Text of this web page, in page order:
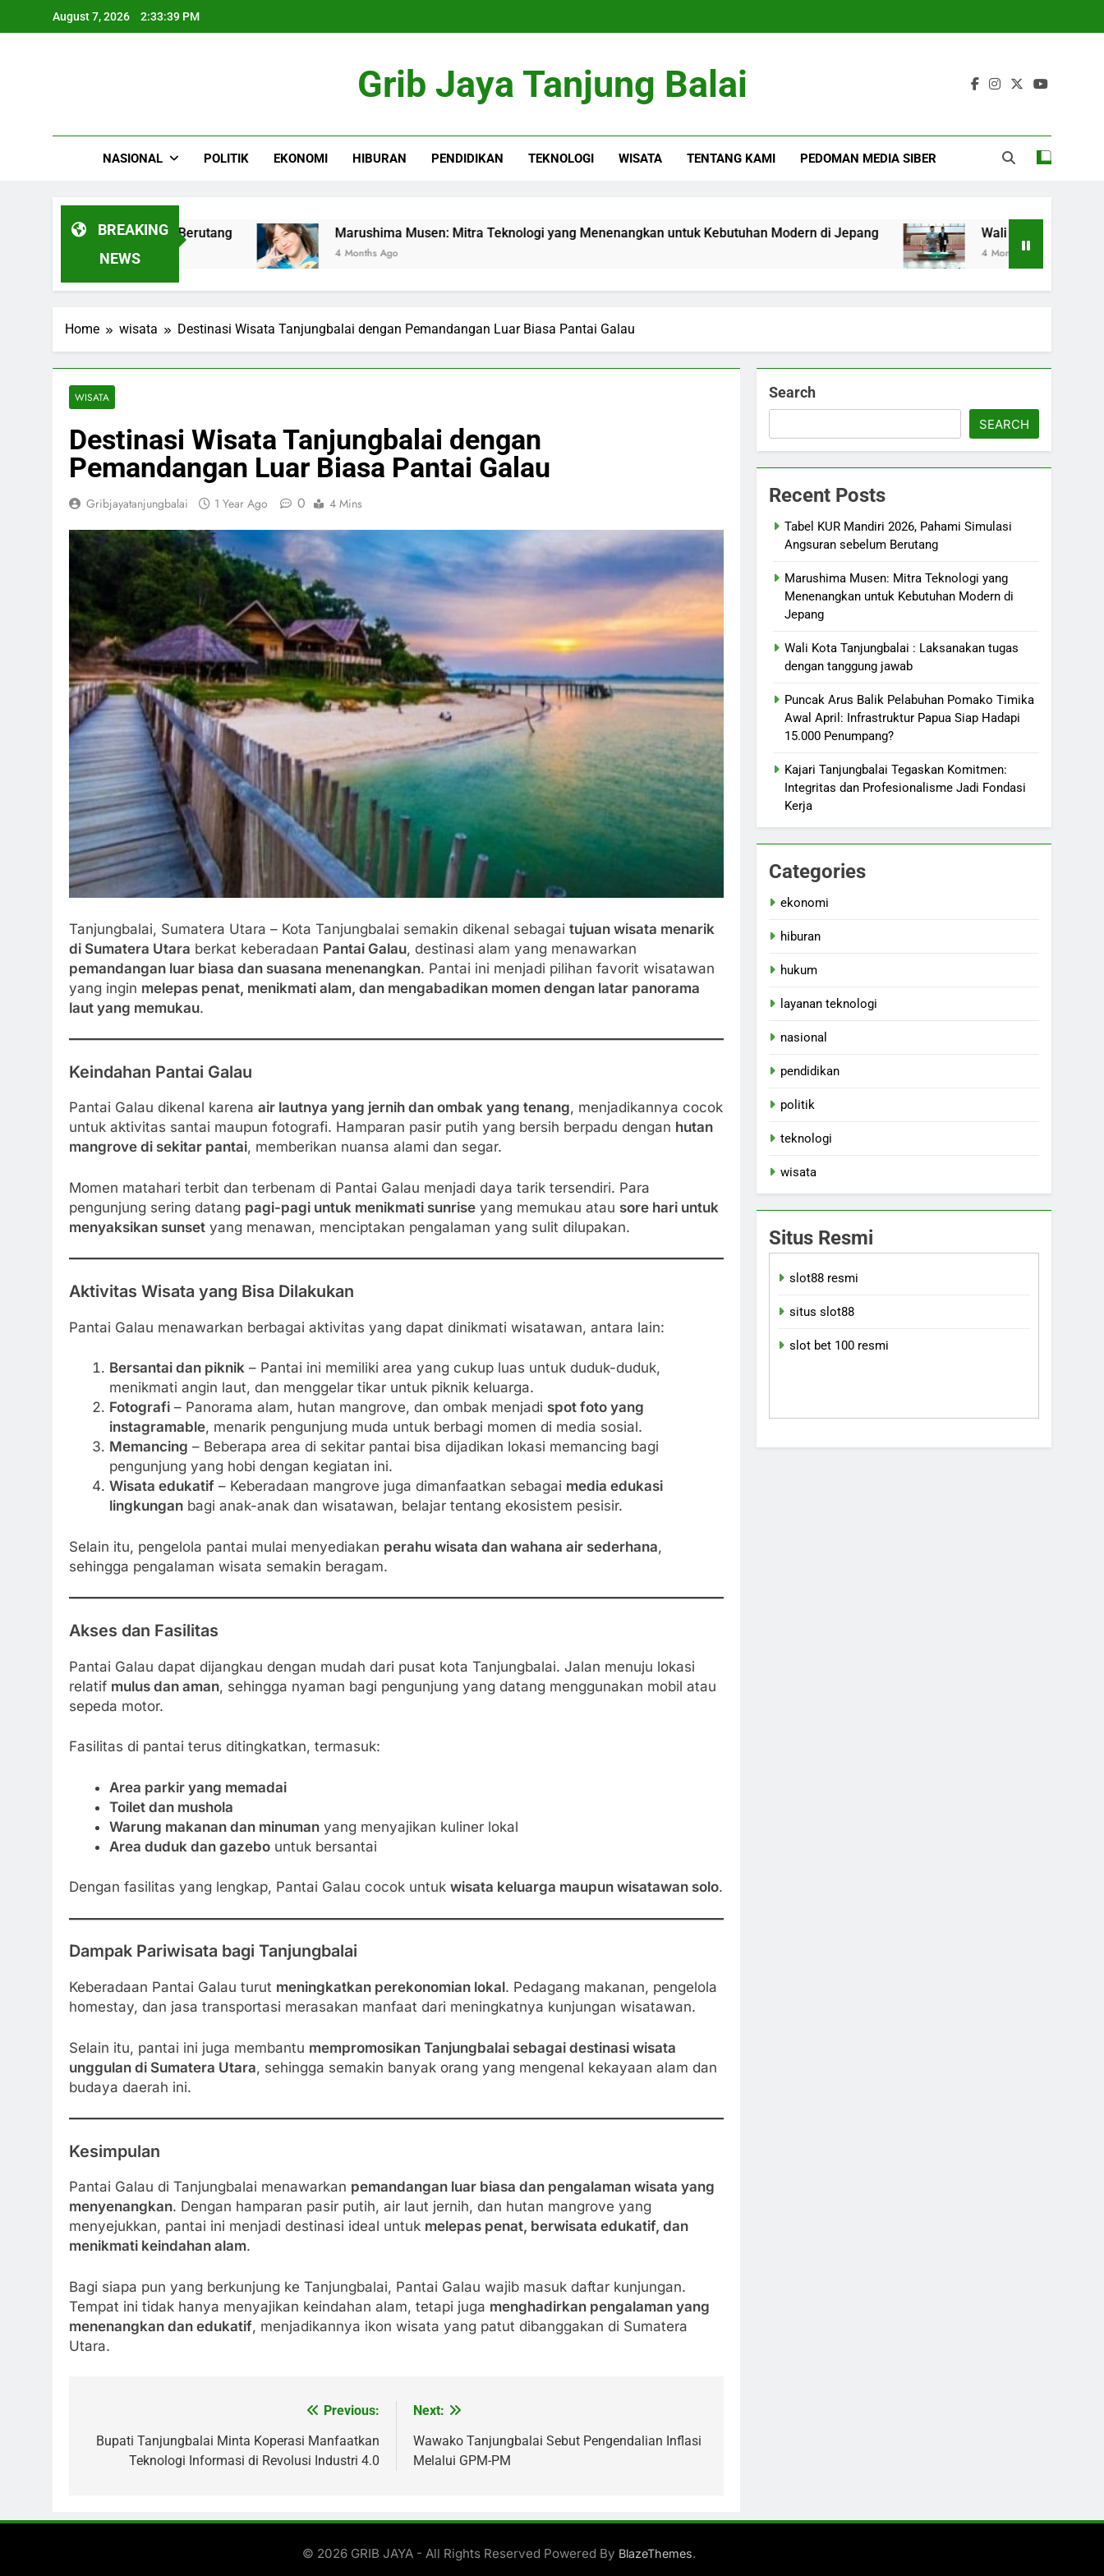
August 7, 2026 2:33:40 PM
Grib Jaya Tanjung Balai
NASIONAL POLITIK EKONOMI HIBURAN PENDIDIKAN TEKNOLOGI WISATA TENTANG KAMI PEDOMAN MEDIA SIBER
BREAKING
NEWS
sebelum Berutang Marushima Musen: Mitra Teknologi yang Menenangkan untuk Kebutuhan Modern di Jepang
4 Months Ago
Wali Kota Tanjungbalai :
4 Months Ago
Home wisata Destinasi Wisata Tanjungbalai dengan Pemandangan Luar Biasa Pantai Galau
WISATA
Destinasi Wisata Tanjungbalai dengan
Pemandangan Luar Biasa Pantai Galau
Gribjayatanjungbalai 1 Year Ago 0 4 Mins
Tanjungbalai, Sumatera Utara – Kota Tanjungbalai semakin dikenal sebagai tujuan wisata menarik
di Sumatera Utara berkat keberadaan Pantai Galau, destinasi alam yang menawarkan
pemandangan luar biasa dan suasana menenangkan. Pantai ini menjadi pilihan favorit wisatawan
yang ingin melepas penat, menikmati alam, dan mengabadikan momen dengan latar panorama
laut yang memukau.
Keindahan Pantai Galau
Pantai Galau dikenal karena air lautnya yang jernih dan ombak yang tenang, menjadikannya cocok
untuk aktivitas santai maupun fotografi. Hamparan pasir putih yang bersih berpadu dengan hutan
mangrove di sekitar pantai, memberikan nuansa alami dan segar.
Momen matahari terbit dan terbenam di Pantai Galau menjadi daya tarik tersendiri. Para
pengunjung sering datang pagi-pagi untuk menikmati sunrise yang memukau atau sore hari untuk
menyaksikan sunset yang menawan, menciptakan pengalaman yang sulit dilupakan.
Aktivitas Wisata yang Bisa Dilakukan
Pantai Galau menawarkan berbagai aktivitas yang dapat dinikmati wisatawan, antara lain:
Bersantai dan piknik– Pantai ini memiliki area yang cukup luas untuk duduk-duduk,
menikmati angin laut, dan menggelar tikar untuk piknik keluarga.
Fotografi– Panorama alam, hutan mangrove, dan ombak menjadi spot foto yang
instagramable, menarik pengunjung muda untuk berbagi momen di media sosial.
Memancing – Beberapa area di sekitar pantai bisa dijadikan lokasi memancing bagi
pengunjung yang hobi dengan kegiatan ini.
Wisata edukatif– Keberadaan mangrove juga dimanfaatkan sebagai media edukasi
lingkunganbagi anak-anak dan wisatawan, belajar tentang ekosistem pesisir.
Selain itu, pengelola pantai mulai menyediakan perahu wisata dan wahana air sederhana,
sehingga pengalaman wisata semakin beragam.
Akses dan Fasilitas
Pantai Galau dapat dijangkau dengan mudah dari pusat kota Tanjungbalai. Jalan menuju lokasi
relatif mulus dan aman, sehingga nyaman bagi pengunjung yang datang menggunakan mobil atau
sepeda motor.
Fasilitas di pantai terus ditingkatkan, termasuk:
Area parkir yang memadai
Toilet dan mushola
Warung makanan dan minumanyang menyajikan kuliner lokal
Area duduk dan gazebountuk bersantai
Dengan fasilitas yang lengkap, Pantai Galau cocok untuk wisata keluarga maupun wisatawan solo.
Dampak Pariwisata bagi Tanjungbalai
Keberadaan Pantai Galau turut meningkatkan perekonomian lokal. Pedagang makanan, pengelola
homestay, dan jasa transportasi merasakan manfaat dari meningkatnya kunjungan wisatawan.
Selain itu, pantai ini juga membantu mempromosikan Tanjungbalai sebagai destinasi wisata
unggulan di Sumatera Utara, sehingga semakin banyak orang yang mengenal kekayaan alam dan
budaya daerah ini.
Kesimpulan
Pantai Galau di Tanjungbalai menawarkan pemandangan luar biasa dan pengalaman wisata yang
menyenangkan. Dengan hamparan pasir putih, air laut jernih, dan hutan mangrove yang
menyejukkan, pantai ini menjadi destinasi ideal untuk melepas penat, berwisata edukatif, dan
menikmati keindahan alam.
Bagi siapa pun yang berkunjung ke Tanjungbalai, Pantai Galau wajib masuk daftar kunjungan.
Tempat ini tidak hanya menyajikan keindahan alam, tetapi juga menghadirkan pengalaman yang
menenangkan dan edukatif, menjadikannya ikon wisata yang patut dibanggakan di Sumatera
Utara.
navigation
Previous:
Bupati Tanjungbalai Minta Koperasi Manfaatkan
Teknologi Informasi di Revolusi Industri 4.0
Next:
Wawako Tanjungbalai Sebut Pengendalian Inflasi
Melalui GPM-PM
Search
SEARCH
Recent Posts
Tabel KUR Mandiri 2026, Pahami Simulasi
Angsuran sebelum Berutang
Marushima Musen: Mitra Teknologi yang
Menenangkan untuk Kebutuhan Modern di
Jepang
Wali Kota Tanjungbalai : Laksanakan tugas
dengan tanggung jawab
Puncak Arus Balik Pelabuhan Pomako Timika
Awal April: Infrastruktur Papua Siap Hadapi
15.000 Penumpang?
Kajari Tanjungbalai Tegaskan Komitmen:
Integritas dan Profesionalisme Jadi Fondasi
Kerja
Categories
ekonomi
hiburan
hukum
layanan teknologi
nasional
pendidikan
politik
teknologi
wisata
Situs Resmi
slot88 resmi
situs slot88
slot bet 100 resmi
© 2026 GRIB JAYA - All Rights Reserved Powered By BlazeThemes.